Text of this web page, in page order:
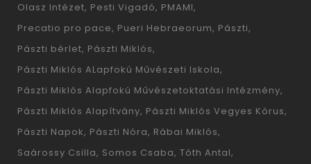
Olasz Intézet Pesti Vigadó PMAMI
Precatio pro pace Pueri Hebraeorum Pászti
Pászti bérlet Pászti Miklós
Pászti Miklós ALapfokú Művészeti Iskola
Pászti Miklós Alapfokú Művészetoktatási Intézmény
Pászti Miklós Alapítvány Pászti Miklós Vegyes Kórus
Pászti Napok Pászti Nóra Rábai Miklós
Saárossy Csilla Somos Csaba Tóth Antal